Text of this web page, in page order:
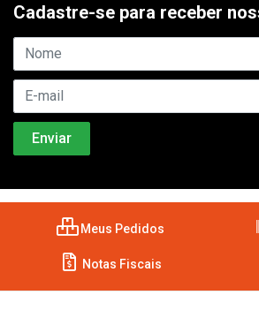
Cadastre-se para receber
Meus Pedidos
Notas Fiscais